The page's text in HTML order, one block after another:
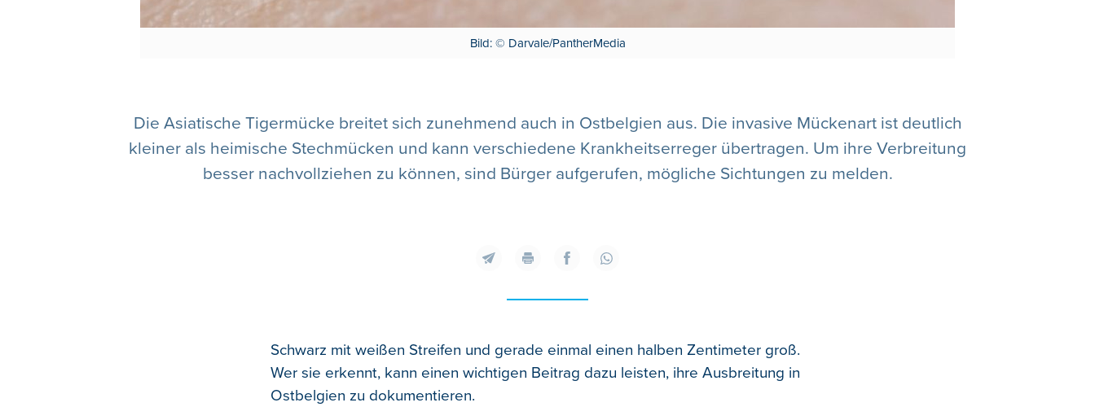
Bild: © Darvale/PantherMedia
Die Asiatische Tigermücke breitet sich zunehmend auch in Ostbelgien aus. Die invasive Mückenart ist deutlich
kleiner als heimische Stechmücken und kann verschiedene Krankheitserreger übertragen. Um ihre Verbreitung
besser nachvollziehen zu können, sind Bürger aufgerufen, mögliche Sichtungen zu melden.
Schwarz mit weißen Streifen und gerade einmal einen halben Zentimeter groß.
Wer sie erkennt, kann einen wichtigen Beitrag dazu leisten, ihre Ausbreitung in
Ostbelgien zu dokumentieren.